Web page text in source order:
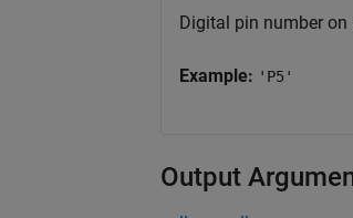
Digital pin number on
Example: 'P5'
Output